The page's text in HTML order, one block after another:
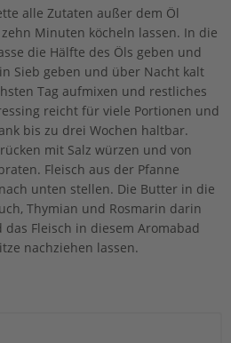
alle Zutaten außer dem Öl
Minuten köcheln lassen. In die
die Hälfte des Öls geben und
Sieb geben und über Nacht kalt
Tag aufmixen und restliches
reicht für viele Portionen und
bis zu drei Wochen haltbar.
mit Salz würzen und von
Fleisch aus der Pfanne
unten stellen. Die Butter in die
Thymian und Rosmarin darin
das Fleisch in diesem Aromabad
nachziehen lassen.